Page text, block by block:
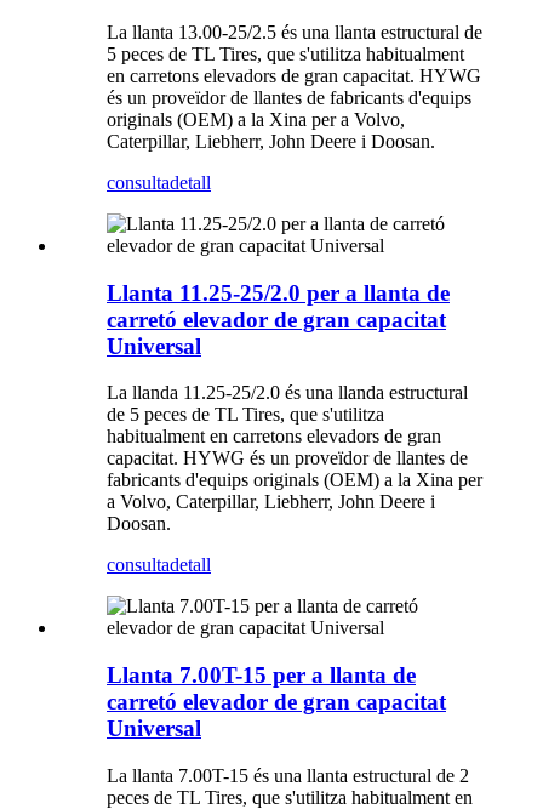
La llanta 13.00-25/2.5 és una llanta estructural de
5 peces de TL Tires, que s'utilitza habitualment
en carretons elevadors de gran capacitat. HYWG
és un proveïdor de llantes de fabricants d'equips
originals (OEM) a la Xina per a Volvo,
Caterpillar, Liebherr, John Deere i Doosan.
consultadetall
Llanta 11.25-25/2.0 per a llanta de
carretó elevador de gran capacitat
Universal
La llanda 11.25-25/2.0 és una llanda estructural
de 5 peces de TL Tires, que s'utilitza
habitualment en carretons elevadors de gran
capacitat. HYWG és un proveïdor de llantes de
fabricants d'equips originals (OEM) a la Xina per
a Volvo, Caterpillar, Liebherr, John Deere i
Doosan.
consultadetall
Llanta 7.00T-15 per a llanta de
carretó elevador de gran capacitat
Universal
La llanta 7.00T-15 és una llanta estructural de 2
peces de TL Tires, que s'utilitza habitualment en